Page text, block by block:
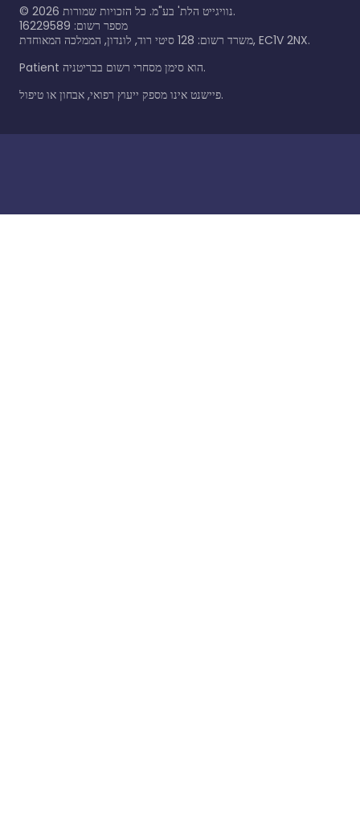
© 2026
נוויגייט הלת' בע"מ. כל הזכויות שמורות.
מספר רשום: 16229589
משרד רשום: 128 סיטי רוד, לונדון, הממלכה המאוחדת, EC1V 2NX.
Patient הוא סימן מסחרי רשום בבריטניה.
פיישנט אינו מספק ייעוץ רפואי, אבחון או טיפול.